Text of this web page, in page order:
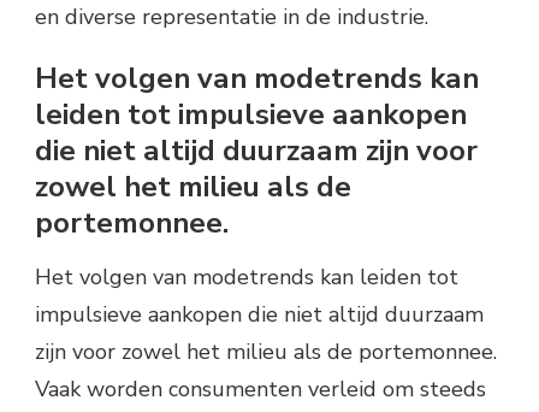
en diverse representatie in de industrie.
Het volgen van modetrends kan
leiden tot impulsieve aankopen
die niet altijd duurzaam zijn voor
zowel het milieu als de
portemonnee.
Het volgen van modetrends kan leiden tot
impulsieve aankopen die niet altijd duurzaam
zijn voor zowel het milieu als de portemonnee.
Vaak worden consumenten verleid om steeds